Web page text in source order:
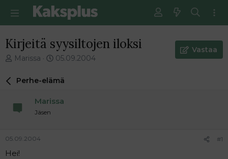
Kirjeitä syysiltojen iloksi
V
e
i
t
u
Marissa
E
s
m
05.09.2004
Vastaa
Perhe-elämä
Marissa
Jäsen
05.09.2004 #1
Hei!